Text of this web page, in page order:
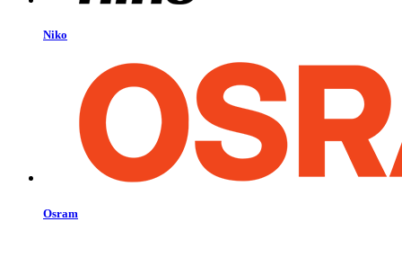
Niko
Osram